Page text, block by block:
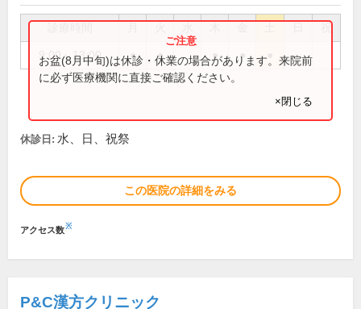
祝
9:00～13:00 ● ● ● ●
お盆(8月中旬)は休診・休業の場合があります。来院前
に必ず医療機関に直接ご確認ください。
×閉じる
休診日: 水、日、祝祭
この医院の詳細をみる
アクセス数※
P&C漢方クリニック